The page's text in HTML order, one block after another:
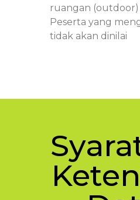
ruangan (outdoor)
Peserta yang
tidak akan dinilai